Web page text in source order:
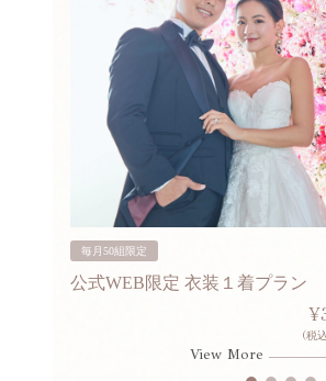
毎月50組限定
公式WEB限定 衣装１着プラン
(税
View More